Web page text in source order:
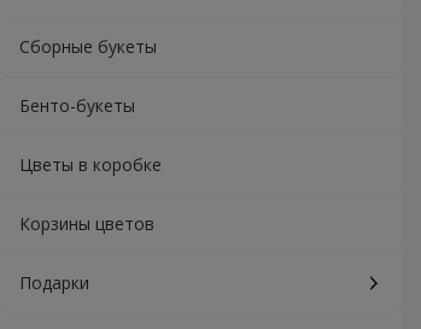
Сборные букеты
Бенто-букеты
Цветы в коробке
Корзины цветов
Подарки